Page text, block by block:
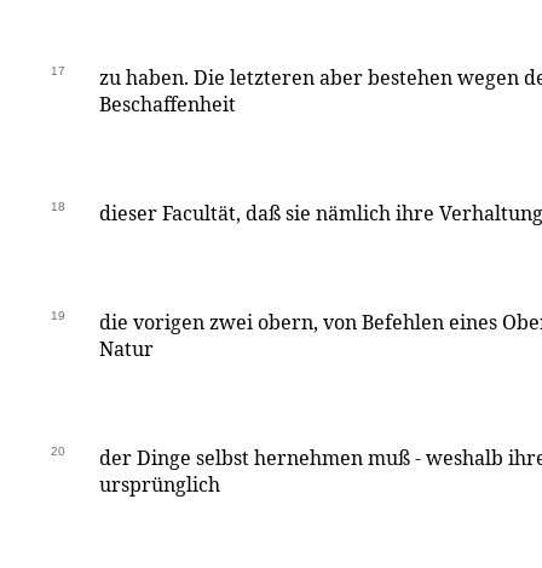
17
zu haben. Die letzteren aber bestehen wegen
Beschaffenheit
18 dieser Facultät, daß sie nämlich ihre
19
die vorigen zwei obern, von Befehlen eines
Natur
20
der Dinge selbst hernehmen muß - weshalb
ursprünglich